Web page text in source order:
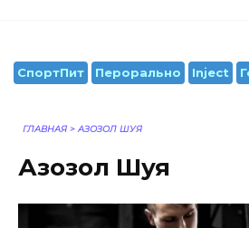
СпортПит Перорально Inject
ГЛАВНАЯ > АЗОЗОЛ ШУЯ
Азозол Шуя